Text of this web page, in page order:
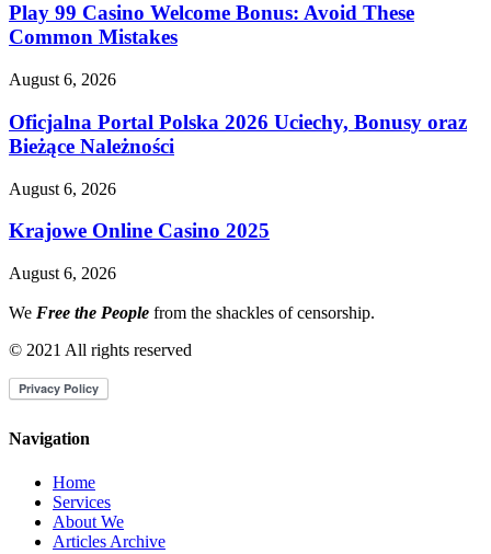
Play 99 Casino Welcome Bonus: Avoid These
Common Mistakes
August 6, 2026
Oficjalna Portal Polska 2026 Uciechy, Bonusy oraz
Bieżące Należności
August 6, 2026
Krajowe Online Casino 2025
August 6, 2026
We Free the People from the shackles of censorship.
© 2021 All rights reserved
Navigation
Home
Services
About We
Articles Archive